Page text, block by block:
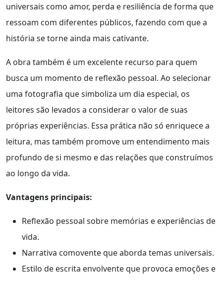
universais como amor, perda e resiliência de forma que
ressoam com diferentes públicos, fazendo com que a
história se torne ainda mais cativante.
A obra também é um excelente recurso para quem
busca um momento de reflexão pessoal. Ao selecionar
uma fotografia que simboliza um dia especial, os
leitores são levados a considerar o valor de suas
próprias experiências. Essa prática não só enriquece a
leitura, mas também promove um entendimento mais
profundo de si mesmo e das relações que construímos
ao longo da vida.
Vantagens principais:
Reflexão pessoal sobre memórias e experiências de
vida.
Narrativa comovente que aborda temas universais.
Estilo de escrita envolvente que provoca emoções e